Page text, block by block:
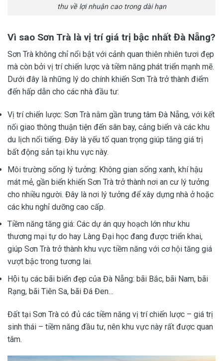
thu về lợi nhuận cao trong dài hạn
Vì sao Sơn Trà là vị trí giá trị bậc nhất Đà Nẵng?
Sơn Trà không chỉ nổi bật với cảnh quan thiên nhiên tươi đẹp
mà còn bởi vị trí chiến lược và tiềm năng phát triển mạnh mẽ.
Dưới đây là những lý do chính khiến Sơn Trà trở thành điểm
đến hấp dẫn cho các nhà đầu tư:
Vị trí chiến lược: Sơn Trà nằm gần trung tâm Đà Nẵng, với kết
nối giao thông thuận tiện đến sân bay, cảng biển và các khu
du lịch nổi tiếng. Đây là yếu tố quan trọng giúp tăng giá trị
bất động sản tại khu vực này.
Môi trường sống lý tưởng: Không gian sống xanh, khí hậu
mát mẻ, gần biển khiến Sơn Trà trở thành nơi an cư lý tưởng
cho nhiều người. Đây là nơi lý tưởng để xây dựng nhà ở hoặc
các khu nghỉ dưỡng cao cấp.
Tiềm năng tăng giá: Các dự án quy hoạch lớn như khu
thương mại tự do hay Làng Đại học đang được triển khai,
giúp Sơn Trà trở thành khu vực tiềm năng với cơ hội tăng giá
vượt bậc trong tương lai.
Hội tụ các bãi biển đẹp của Đà Nẵng: bãi Bắc, bãi Nam, bãi
Rạng, bãi Tiên Sa, bãi Đá Đen…
Đất tại Sơn Trà có đủ các tiềm năng vị trí chiến lược – giá trị
sinh thái – tiềm năng đầu tư, nên khu vực này rất được quan
tâm.